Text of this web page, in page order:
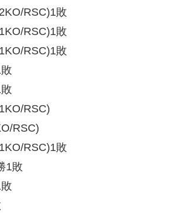
RSC)1敗
RSC)1敗
RSC)1敗
RSC)
RSC)
RSC)1敗
1敗